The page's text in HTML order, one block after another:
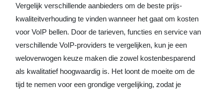
Vergelijk verschillende aanbieders om de beste prijs-
kwaliteitverhouding te vinden wanneer het gaat om kosten
voor VoIP bellen. Door de tarieven, functies en service van
verschillende VoIP-providers te vergelijken, kun je een
weloverwogen keuze maken die zowel kostenbesparend
als kwalitatief hoogwaardig is. Het loont de moeite om de
tijd te nemen voor een grondige vergelijking, zodat je